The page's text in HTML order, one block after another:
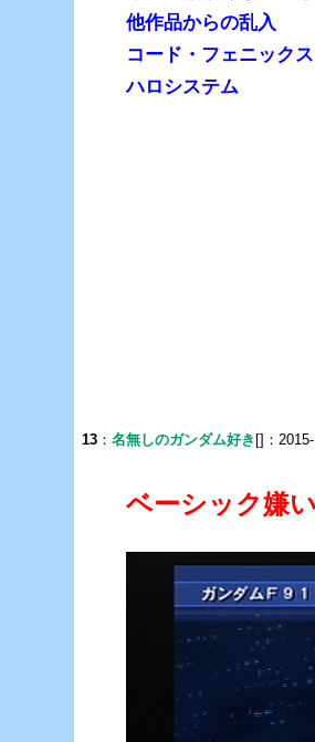
他作品からの乱入
コード・フェニック
ハロシステム
13 ： 名無しのガンダム好き []：
ベーシック嫌